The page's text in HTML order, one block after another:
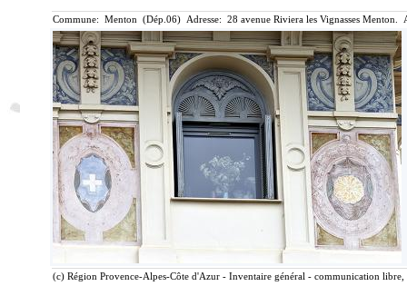
Commune: Menton (Dép.06) Adresse: 28 avenue Riviera les Vignasses
(c) Région Provence-Alpes-Côte d'Azur - Inventaire général - communication